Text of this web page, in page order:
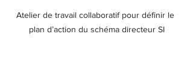
Atelier de travail collaboratif pour définir le
plan d’action du schéma directeur SI